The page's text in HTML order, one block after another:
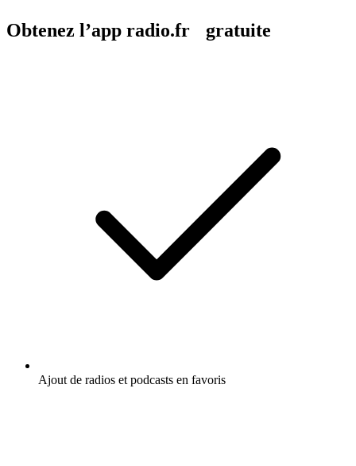
Obtenez l’app radio.fr gratuite
Ajout de radios et podcasts en favoris